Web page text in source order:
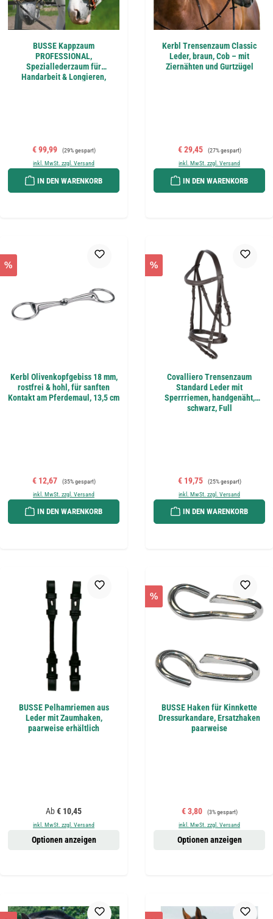
BUSSE Kappzaum
PROFESSIONAL,
Speziallederzaum für
Handarbeit & Longieren,
Verkaufspreis:
€ 99,99 Regulärer Preis:
(29% gespart)
inkl. MwSt. zzgl. Versand
IN DEN WARENKORB
Kerbl Trensenzaum Classic
Leder, braun, Cob – mit
Ziernähten und Gurtzügel
Verkaufspreis:
€ 29,45 Regulärer Preis:
(27% gespart)
inkl. MwSt. zzgl. Versand
IN DEN WARENKORB
%
Kerbl Olivenkopfgebiss 18 mm,
rostfrei & hohl, für sanften
Kontakt am Pferdemaul, 13,5 cm
Verkaufspreis:
€ 12,67 Regulärer Preis:
(35% gespart)
inkl. MwSt. zzgl. Versand
IN DEN WARENKORB
%
Covalliero Trensenzaum
Standard Leder mit
Sperrriemen, handgenäht,
schwarz, Full
Verkaufspreis:
€ 19,75 Regulärer Preis:
(25% gespart)
inkl. MwSt. zzgl. Versand
IN DEN WARENKORB
BUSSE Pelhamriemen aus
Leder mit Zaumhaken,
paarweise erhältlich
Regulärer Preis:
Ab€ 10,45
inkl. MwSt. zzgl. Versand
Optionen anzeigen
%
BUSSE Haken für Kinnkette
Dressurkandare, Ersatzhaken
paarweise
Verkaufspreis:
€ 3,80 Regulärer Preis:
(3% gespart)
inkl. MwSt. zzgl. Versand
Optionen anzeigen